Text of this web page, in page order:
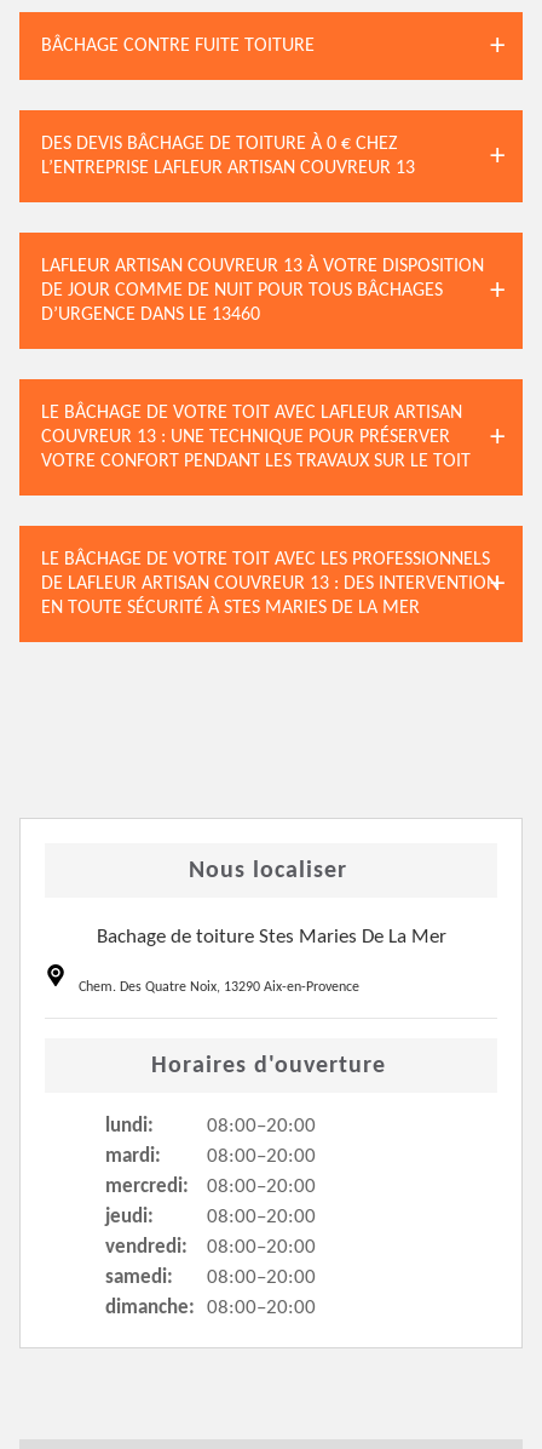
BÂCHAGE CONTRE FUITE TOITURE
DES DEVIS BÂCHAGE DE TOITURE À 0 € CHEZ
L’ENTREPRISE LAFLEUR ARTISAN COUVREUR 13
LAFLEUR ARTISAN COUVREUR 13 À VOTRE DISPOSITION
DE JOUR COMME DE NUIT POUR TOUS BÂCHAGES
D’URGENCE DANS LE 13460
LE BÂCHAGE DE VOTRE TOIT AVEC LAFLEUR ARTISAN
COUVREUR 13 : UNE TECHNIQUE POUR PRÉSERVER
VOTRE CONFORT PENDANT LES TRAVAUX SUR LE TOIT
LE BÂCHAGE DE VOTRE TOIT AVEC LES PROFESSIONNELS
DE LAFLEUR ARTISAN COUVREUR 13 : DES INTERVENTION
EN TOUTE SÉCURITÉ À STES MARIES DE LA MER
Nous localiser
Bachage de toiture Stes Maries De La Mer
Chem. Des Quatre Noix, 13290 Aix-en-Provence
Horaires d'ouverture
lundi:
08:00–20:00
mardi:
08:00–20:00
mercredi:
08:00–20:00
jeudi:
08:00–20:00
vendredi:
08:00–20:00
samedi:
08:00–20:00
dimanche:
08:00–20:00